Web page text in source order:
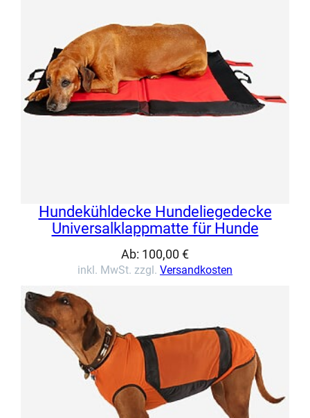
Hundekühldecke Hundeliegedecke
Universalklappmatte für Hunde
Ab: 100,00 €
inkl. MwSt. zzgl. Versandkosten